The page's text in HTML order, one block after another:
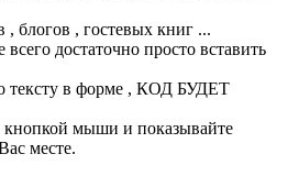
, блогов , гостевых книг ...
достаточно просто вставить
тексту в форме , КОД БУДЕТ
кнопкой мыши и показывайте
месте.